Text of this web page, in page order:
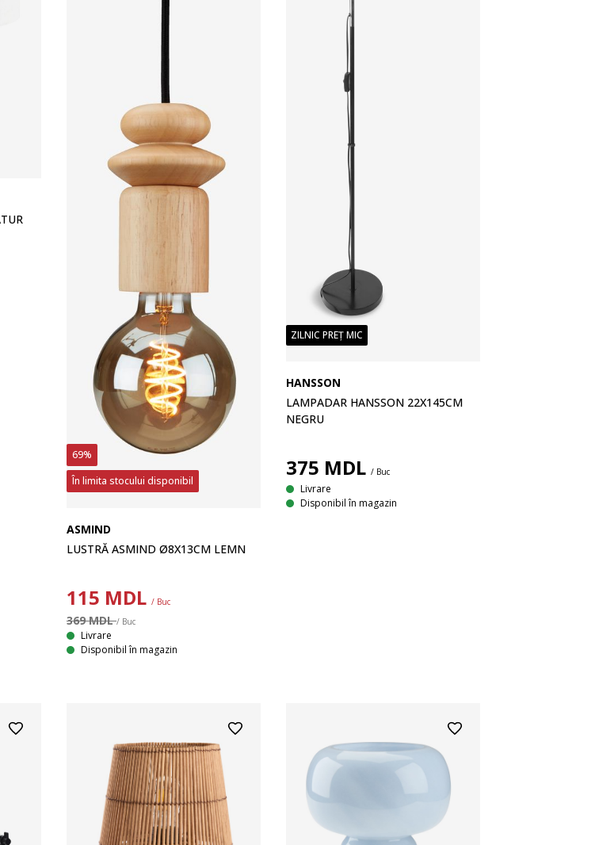
69%
În limita stocului disponibil
ASMIND
LUSTRĂ ASMIND Ø8X13CM LEMN
115 MDL / Buc
369 MDL/ Buc
Livrare
Disponibil în magazin
ZILNIC PREȚ MIC
HANSSON
LAMPADAR HANSSON 22X145CM
NEGRU
375 MDL / Buc
Livrare
Disponibil în magazin